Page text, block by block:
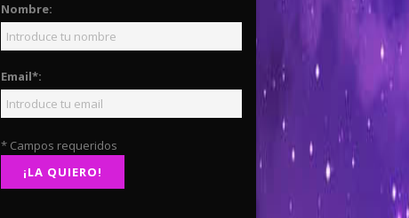
Nombre:
Email*:
* Campos requeridos